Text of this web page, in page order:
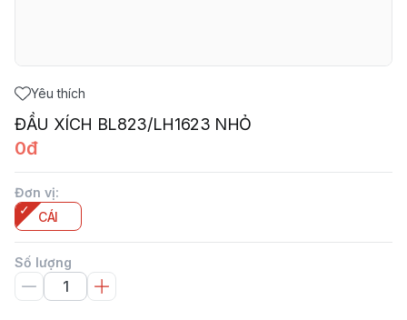
Yêu thích
ĐẦU XÍCH BL823/LH1623 NHỎ
0đ
Đơn vị:
CÁI
Số lượng